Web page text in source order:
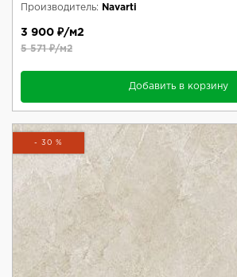
Производитель:
Navarti
3 900 ₽/м2
5 571 ₽/м2
Добавить в корзину
- 30 %